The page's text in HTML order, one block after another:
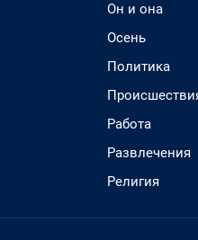
Он и она
Осень
Политика
Работа
Развлечения
Религия